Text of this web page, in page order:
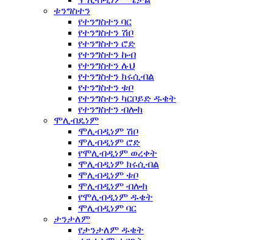
ቱንግስተን
የተንግስተን ባር
የተንግስተን ሽቦ
የተንግስተን ሮድ
የተንግስተን ኩብ
የተንግስተን ሉህ
የተንግስተን ክሩሲብል
የተንግስተን ቱቦ
የተንግስተን ካርቦይድ ዱቄት
የተንግስተን ብሎክ
ሞሊብዴነም
ሞሊብዲነም ሽቦ
ሞሊብዲነም ሮድ
የሞሊብዲነም ወረቀት
ሞሊብዲነም ክሩሲብል
ሞሊብዲነም ቱቦ
ሞሊብዲነም ብሎክ
የሞሊብዲነም ዱቄት
ሞሊብዲነም ባር
ታንታለም
የታንታለም ዱቄት